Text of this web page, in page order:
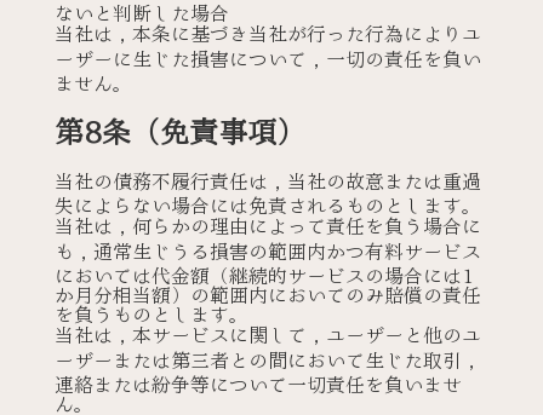
ないと判断した場合
当社は，本条に基づき当社が行った行為によりユ
ーザーに生じた損害について，一切の責任を負い
ません。
第8条（免責事項）
当社の債務不履行責任は，当社の故意または重過
失によらない場合には免責されるものとします。
当社は，何らかの理由によって責任を負う場合に
も，通常生じうる損害の範囲内かつ有料サービス
においては代金額（継続的サービスの場合には1
か月分相当額）の範囲内においてのみ賠償の責任
を負うものとします。
当社は，本サービスに関して，ユーザーと他のユ
ーザーまたは第三者との間において生じた取引，
連絡または紛争等について一切責任を負いませ
ん。